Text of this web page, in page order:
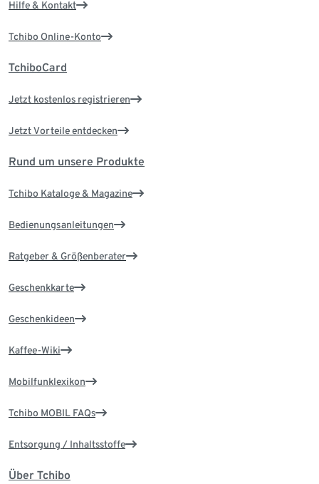
Hilfe & Kontakt
Tchibo Online-Konto
TchiboCard
Jetzt kostenlos registrieren
Jetzt Vorteile entdecken
Rund um unsere Produkte
Tchibo Kataloge & Magazine
Bedienungsanleitungen
Ratgeber & Größenberater
Geschenkkarte
Geschenkideen
Kaffee-Wiki
Mobilfunklexikon
Tchibo MOBIL FAQs
Entsorgung / Inhaltsstoffe
Über Tchibo